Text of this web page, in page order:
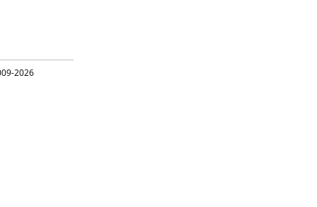
2026